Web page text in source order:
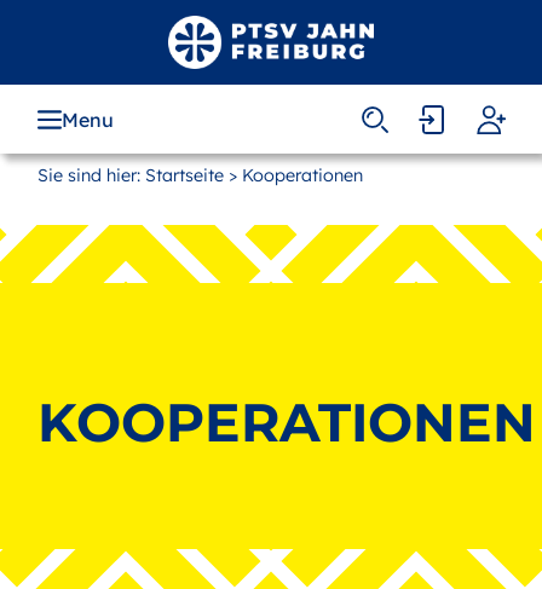
MAIN
NAVIGATION
Menu
Sie sind hier: Startseite> Kooperationen
KOOPERATIONEN